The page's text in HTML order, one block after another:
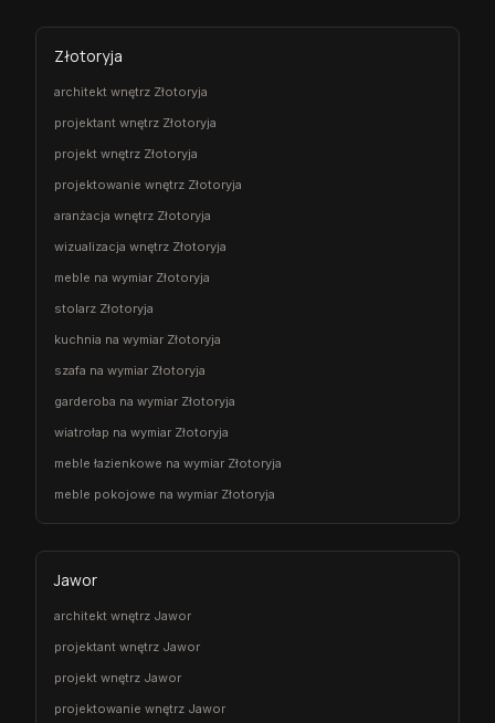
Złotoryja
architekt wnętrz Złotoryja
projektant wnętrz Złotoryja
projekt wnętrz Złotoryja
projektowanie wnętrz Złotoryja
aranżacja wnętrz Złotoryja
wizualizacja wnętrz Złotoryja
meble na wymiar Złotoryja
stolarz Złotoryja
kuchnia na wymiar Złotoryja
szafa na wymiar Złotoryja
garderoba na wymiar Złotoryja
wiatrołap na wymiar Złotoryja
meble łazienkowe na wymiar Złotoryja
meble pokojowe na wymiar Złotoryja
Jawor
architekt wnętrz Jawor
projektant wnętrz Jawor
projekt wnętrz Jawor
projektowanie wnętrz Jawor